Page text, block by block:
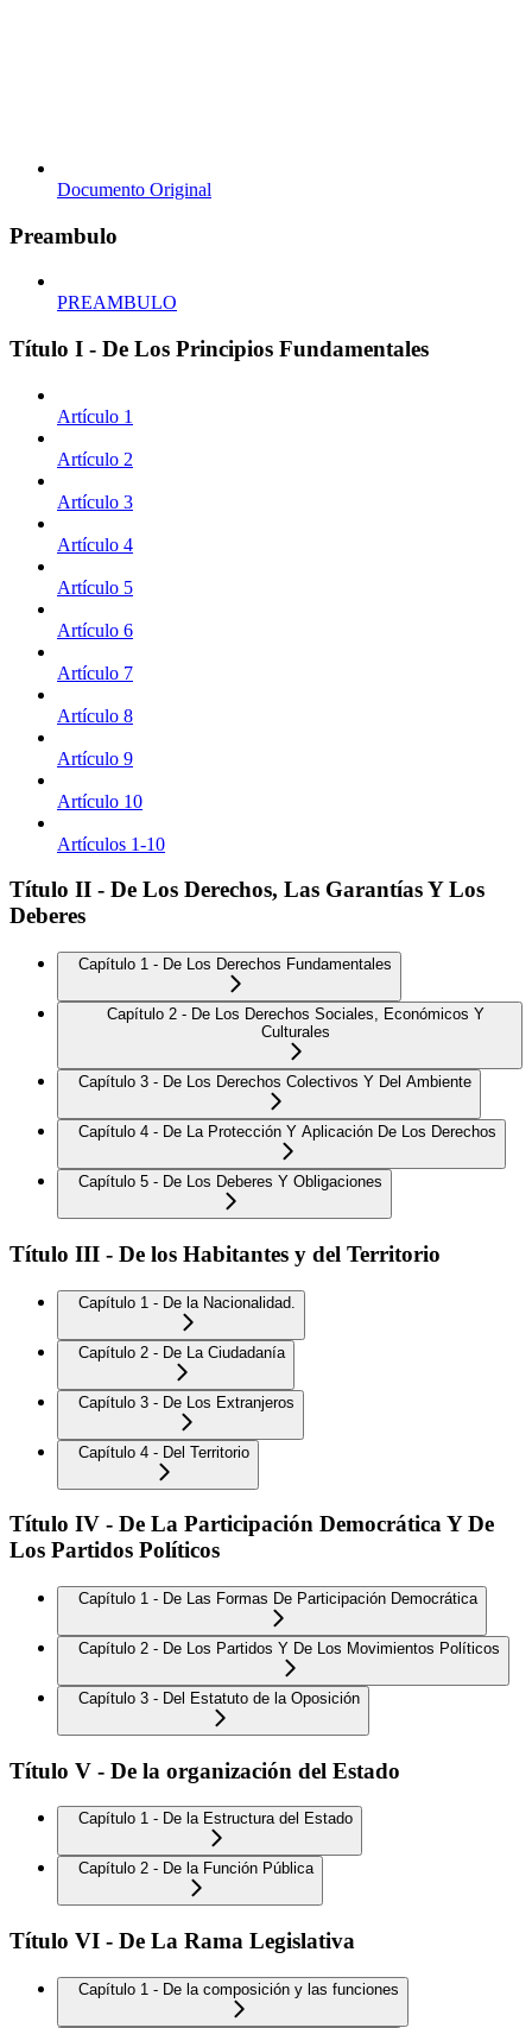
Documento Original
Preambulo
PREAMBULO
Título I - De Los Principios Fundamentales
Artículo 1
Artículo 2
Artículo 3
Artículo 4
Artículo 5
Artículo 6
Artículo 7
Artículo 8
Artículo 9
Artículo 10
Artículos 1-10
Título II - De Los Derechos, Las Garantías Y Los
Deberes
Capítulo 1 - De Los Derechos Fundamentales
Capítulo 2 - De Los Derechos Sociales, Económicos Y
Culturales
Capítulo 3 - De Los Derechos Colectivos Y Del Ambiente
Capítulo 4 - De La Protección Y Aplicación De Los Derechos
Capítulo 5 - De Los Deberes Y Obligaciones
Título III - De los Habitantes y del Territorio
Capítulo 1 - De la Nacionalidad.
Capítulo 2 - De La Ciudadanía
Capítulo 3 - De Los Extranjeros
Capítulo 4 - Del Territorio
Título IV - De La Participación Democrática Y De
Los Partidos Políticos
Capítulo 1 - De Las Formas De Participación Democrática
Capítulo 2 - De Los Partidos Y De Los Movimientos Políticos
Capítulo 3 - Del Estatuto de la Oposición
Título V - De la organización del Estado
Capítulo 1 - De la Estructura del Estado
Capítulo 2 - De la Función Pública
Título VI - De La Rama Legislativa
Capítulo 1 - De la composición y las funciones